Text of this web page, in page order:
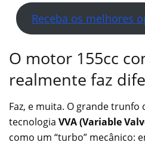
Receba os melhores
O motor 155cc
realmente faz
Faz, e muita. O grande trunfo
tecnologia VVA (Variable
como um “turbo” mecânico: